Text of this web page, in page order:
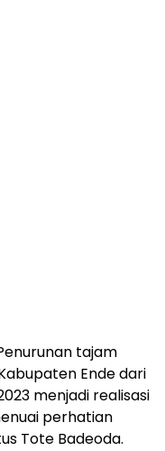
tajam
Ende dari
menjadi realisasi
perhatian
Tote Badeoda.